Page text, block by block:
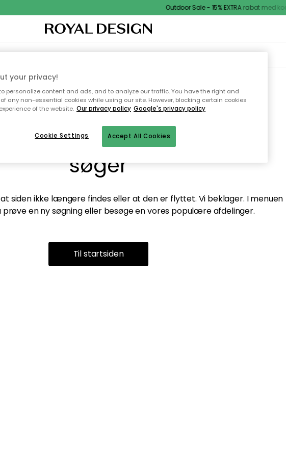
Outdoor Sale - 15% EXTRA rabat med kode
& TÆPPERKØKKENETOPBEVARINGHAVEMØBLER
desværre ikke siden du
søger
siden ikke længere findes eller at den er flyttet. Vi beklager. I menuen
prøve en ny søgning eller besøge en vores populære afdelinger.
Til startsiden
your privacy!
personalize content and ads, and to analyze our traffic. You have the right and
any non-essential cookies while using our site. However, blocking certain cookies
of the website. Our privacy policy Google's privacy policy
Accept All Cookies
Cookie Settings